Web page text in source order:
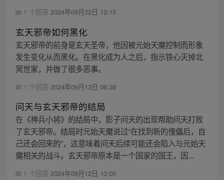
1 个回答 2024年09月22日 12:15
玄天邪帝如何黑化
玄天邪帝的前身是玄天圣帝，他因被元始天魔控制而形象
发生变化从而黑化。在黑化成为人之后，指示铁心灭掉北
冥世家，并做了很多恶事。
1 个回答 2024年09月13日 06:38
问天与玄天邪帝的结局
在《神兵小将》的结局中，影子问天的出现帮助问天打败
了玄天邪帝。结局时元始天魔说过“在找到新的傀儡后，自
己还会回来的”，这意味着问天后续可能还会陷入与元始天
魔相关的战斗。玄天邪帝原本是一个国家的国王，因...
1 个回答 2024年09月12日 13:00